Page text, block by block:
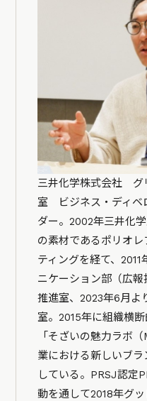
三井化学株式会社 グ
室 ビジネス・ディベ
ダー。2002年三井化
の素材であるポリオ
ティングを経て、
ニケーション部（広
推進室、2023年6月よ
室。2015年に組織横
「そざいの魅力ラボ
業における新しいブ
している。PRSJ認定
動を通して2018年グッ